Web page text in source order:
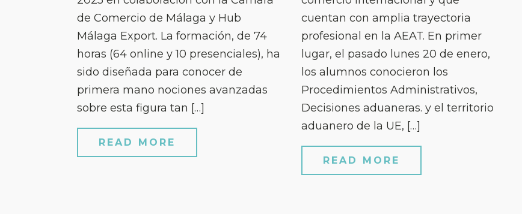
de Comercio de Málaga y Hub
Málaga Export. La formación, de 74
horas (64 online y 10 presenciales), ha
sido diseñada para conocer de
primera mano nociones avanzadas
sobre esta figura tan […]
READ MORE
cuentan con amplia trayectoria
profesional en la AEAT. En primer
lugar, el pasado lunes 20 de enero,
los alumnos conocieron los
Procedimientos Administrativos,
Decisiones aduaneras. y el territorio
aduanero de la UE, […]
READ MORE